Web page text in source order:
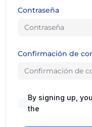
Contraseña
Confirmación de
By signing up,
the